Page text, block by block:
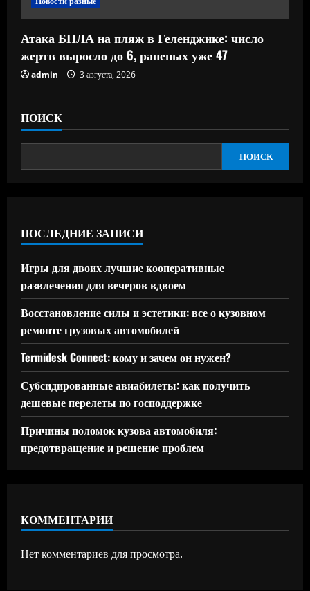
Атака БПЛА на пляж в Геленджике: число
жертв выросло до 6, раненых уже 47
admin 3 августа, 2026
ПОИСК
ПОИСК
ПОСЛЕДНИЕ ЗАПИСИ
Игры для двоих лучшие кооперативные
развлечения для вечеров вдвоем
Восстановление силы и эстетики: все о кузовном
ремонте грузовых автомобилей
Termidesk Connect: кому и зачем он нужен?
Субсидированные авиабилеты: как получить
дешевые перелеты по господдержке
Причины поломок кузова автомобиля:
предотвращение и решение проблем
КОММЕНТАРИИ
Нет комментариев для просмотра.